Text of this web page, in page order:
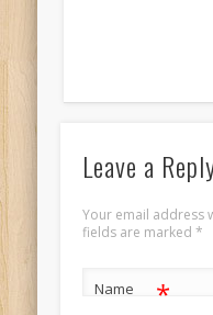
Leave a
Your email address
fields are marked*
Name *